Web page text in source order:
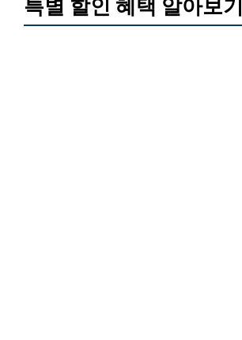
특별 할인 혜택 알아보기